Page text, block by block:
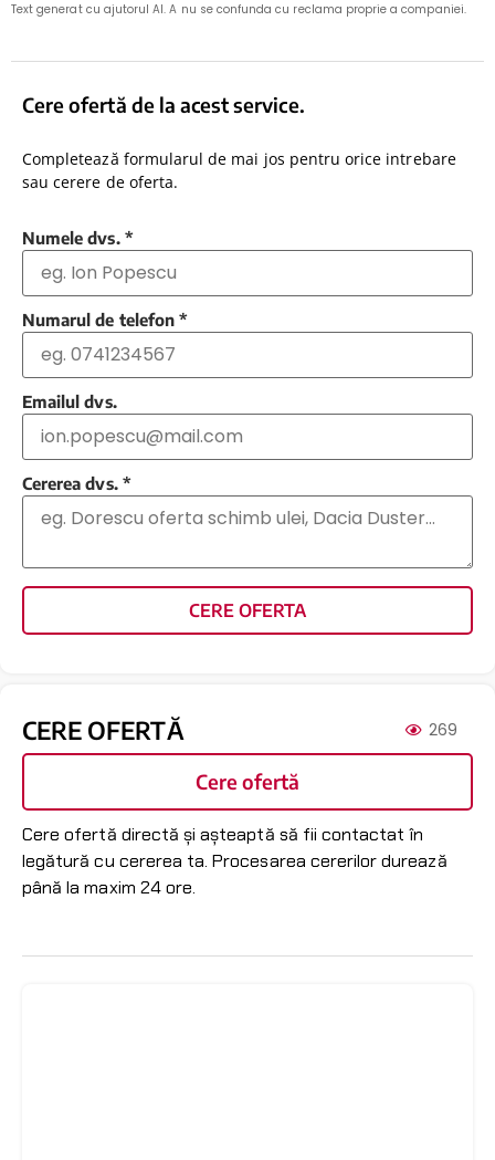
Text generat cu ajutorul AI. A nu se confunda cu reclama proprie a companiei.
Cere ofertă de la acest service.
Completează formularul de mai jos pentru orice intrebare
sau cerere de oferta.
Numele dvs. *
Numarul de telefon *
Emailul dvs.
Cererea dvs. *
CERE OFERTA
CERE OFERTĂ 269
Cere ofertă
Cere ofertă directă și așteaptă să fii contactat în
legătură cu cererea ta. Procesarea cererilor durează
până la maxim 24 ore.